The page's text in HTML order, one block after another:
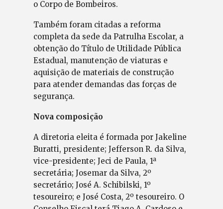
o Corpo de Bombeiros.
Também foram citadas a reforma
completa da sede da Patrulha Escolar, a
obtenção do Título de Utilidade Pública
Estadual, manutenção de viaturas e
aquisição de materiais de construção
para atender demandas das forças de
segurança.
Nova composição
A diretoria eleita é formada por Jakeline
Buratti, presidente; Jefferson R. da Silva,
vice-presidente; Jeci de Paula, 1ª
secretária; Josemar da Silva, 2º
secretário; José A. Schibilski, 1º
tesoureiro; e José Costa, 2º tesoureiro. O